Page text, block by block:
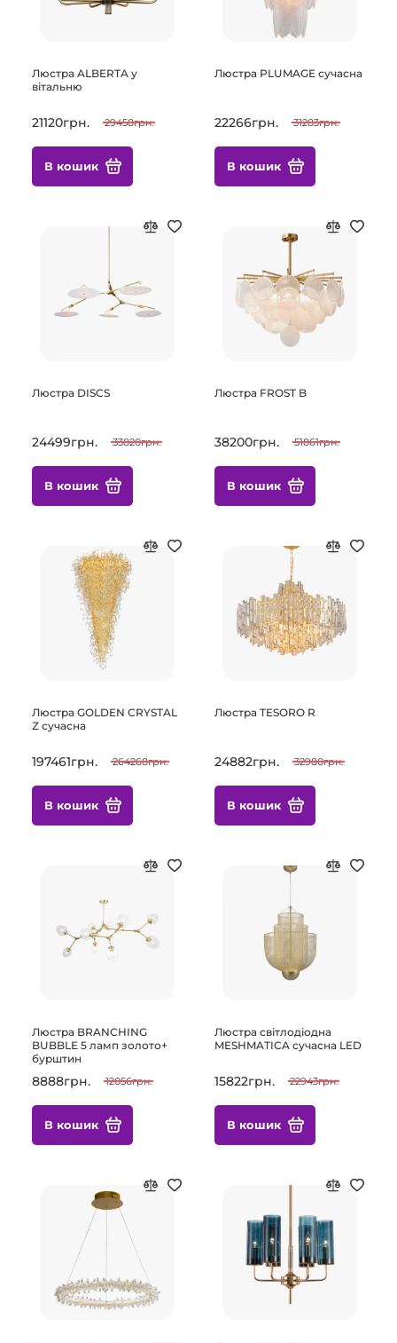
Люстра ALBERTA у
вітальню
21120грн. 29458грн.
В кошик
Люстра PLUMAGE сучасна
22266грн. 31283грн.
В кошик
Люстра DISCS
24499грн. 33820грн.
В кошик
Люстра FROST B
38200грн. 51861грн.
В кошик
Люстра GOLDEN CRYSTAL
Z сучасна
197461грн. 264268грн.
В кошик
Люстра TESORO R
24882грн. 32980грн.
В кошик
Люстра BRANCHING
BUBBLE 5 ламп золото+
бурштин
8888грн. 12056грн.
В кошик
Люстра світлодіодна
MESHMATICA сучасна LED
15822грн. 22943грн.
В кошик